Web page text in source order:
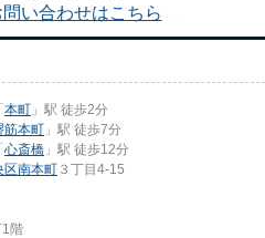
い合わせはこちら
「本町 」駅 徒歩2分
筋本町 」駅 徒歩7分
「心斎橋 」駅 徒歩12分
区南本町 ３丁目4-15
1階